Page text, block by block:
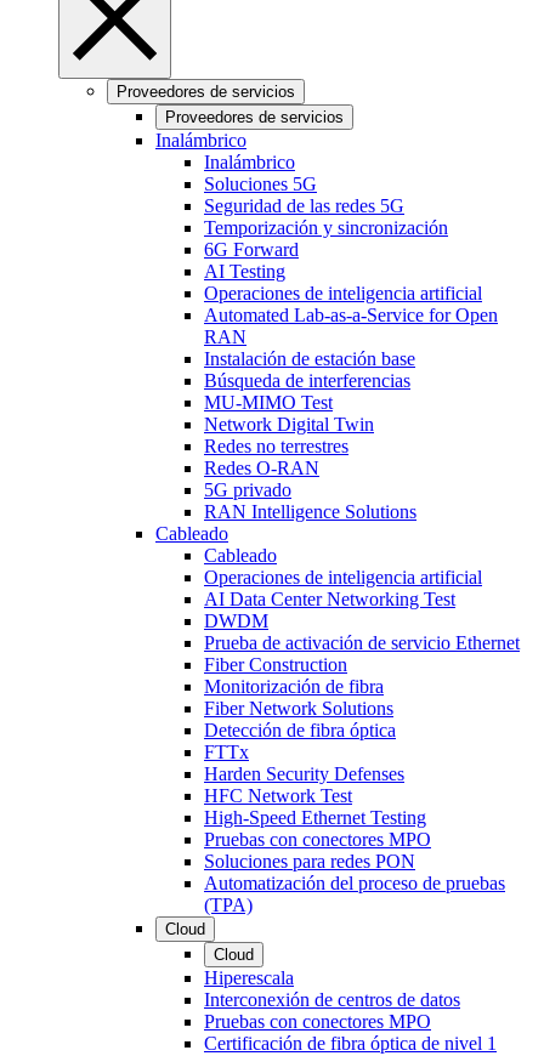
Proveedores de servicios
Proveedores de servicios
Inalámbrico
Inalámbrico
Soluciones 5G
Seguridad de las redes 5G
Temporización y sincronización
6G Forward
AI Testing
Operaciones de inteligencia artificial
Automated Lab-as-a-Service for Open
RAN
Instalación de estación base
Búsqueda de interferencias
MU-MIMO Test
Network Digital Twin
Redes no terrestres
Redes O-RAN
5G privado
RAN Intelligence Solutions
Cableado
Cableado
Operaciones de inteligencia artificial
AI Data Center Networking Test
DWDM
Prueba de activación de servicio Ethernet
Fiber Construction
Monitorización de fibra
Fiber Network Solutions
Detección de fibra óptica
FTTx
Harden Security Defenses
HFC Network Test
High-Speed Ethernet Testing
Pruebas con conectores MPO
Soluciones para redes PON
Automatización del proceso de pruebas
(TPA)
Cloud
Cloud
Hiperescala
Interconexión de centros de datos
Pruebas con conectores MPO
Certificación de fibra óptica de nivel 1